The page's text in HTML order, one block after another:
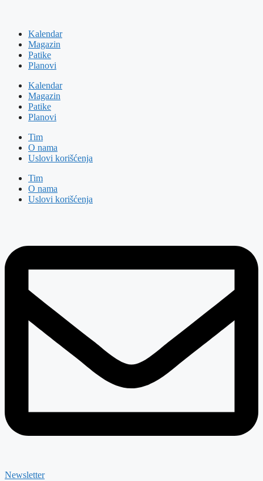
Kalendar
Magazin
Patike
Planovi
Kalendar
Magazin
Patike
Planovi
Tim
O nama
Uslovi korišćenja
Tim
O nama
Uslovi korišćenja
Newsletter